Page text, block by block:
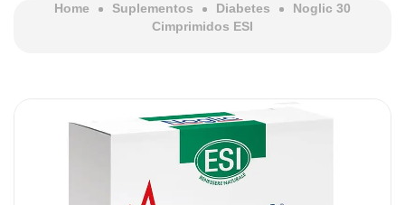
Home Suplementos Diabetes
Noglic 30
Cimprimidos ESI